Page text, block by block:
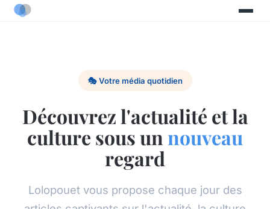
🎭 Votre média quotidien
Découvrez l'actualité et la
culture sous un nouveau
regard
Lolopouet vous propose chaque jour des